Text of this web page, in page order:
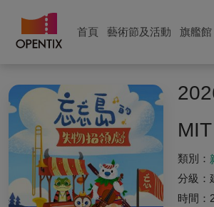
首頁 藝術節及活動 旗艦館
類別：
分級：
時間：